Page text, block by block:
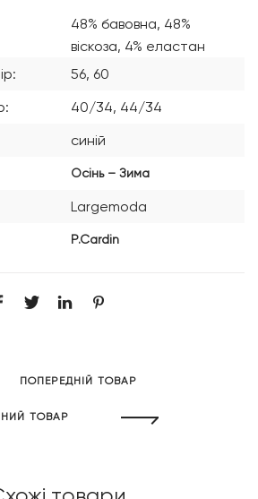
48% бавовна, 48%
віскоза, 4% еластан
56, 60
40/34, 44/34
синій
Осінь – Зима
Largemoda
P.Cardin
ПОПЕРЕДНІЙ ТОВАР
ТОВАР